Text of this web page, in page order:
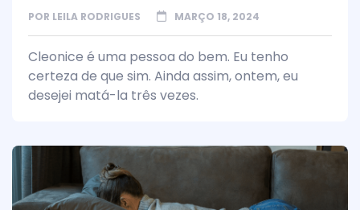
POR LEILA RODRIGUES MARÇO 18, 2024
Cleonice é uma pessoa do bem. Eu tenho
certeza de que sim. Ainda assim, ontem, eu
desejei matá-la três vezes.